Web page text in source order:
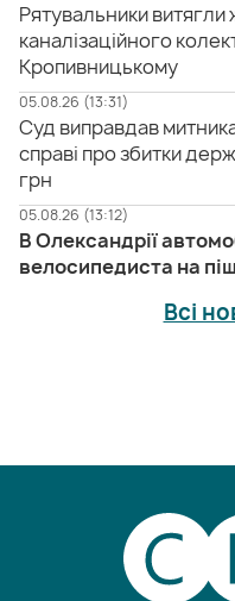
Рятувальники витягли
каналізаційного
Кропивницькому
05.08.26 (13:31)
Суд виправдав
справі про збитки
грн
05.08.26 (13:12)
В Олександрії
велосипедиста на
Всі